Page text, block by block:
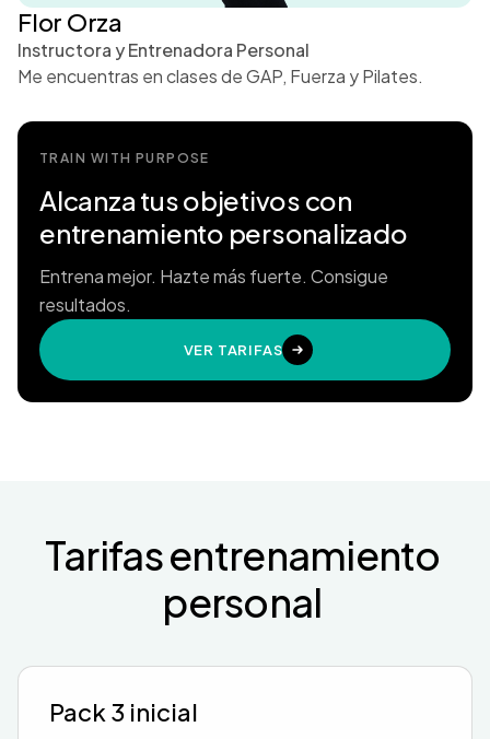
Flor Orza
Instructora y Entrenadora Personal
Me encuentras en clases de GAP, Fuerza y Pilates.
TRAIN WITH PURPOSE
Alcanza tus objetivos con
entrenamiento personalizado
Entrena mejor. Hazte más fuerte. Consigue
resultados.
VER TARIFAS
Tarifasentrenamiento
personal
Pack 3 inicial